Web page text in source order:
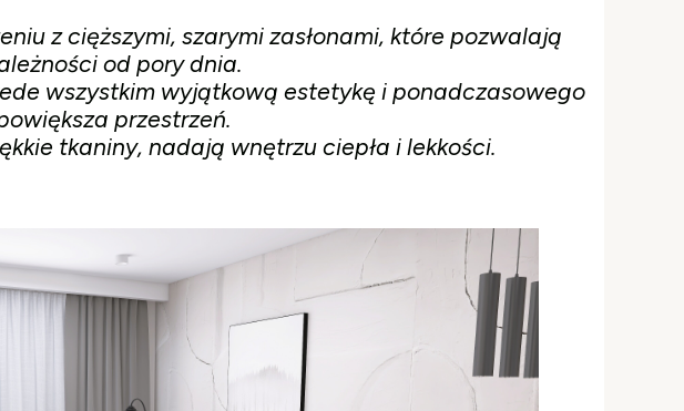
z cięższymi, szarymi zasłonami, które pozwalają
od pory dnia.
wszystkim wyjątkową estetykę i ponadczasowego
przestrzeń.
tkaniny, nadają wnętrzu ciepła i lekkości.